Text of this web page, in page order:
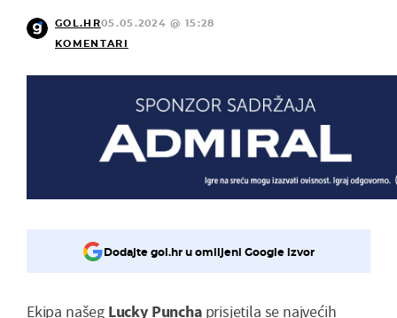
GOL.HR05.05.2024 @ 15:28
KOMENTARI
Dodajte gol.hr u omiljeni Google izvor
Ekipa našeg Lucky Punchaprisjetila se najvećih